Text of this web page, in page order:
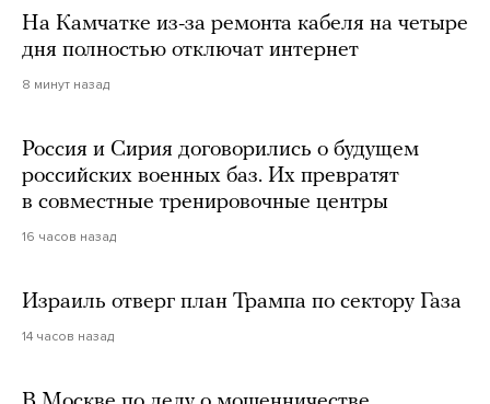
На Камчатке из-за ремонта кабеля на четыре
дня полностью отключат интернет
8 минут назад
Россия и Сирия договорились о будущем
российских военных баз. Их превратят
в совместные тренировочные центры
16 часов назад
Израиль отверг план Трампа по сектору Газа
14 часов назад